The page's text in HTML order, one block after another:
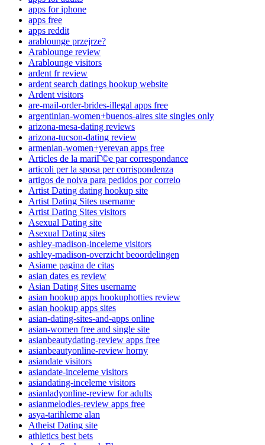
apps for iphone
apps free
apps reddit
arablounge przejrze?
Arablounge review
Arablounge visitors
ardent fr review
ardent search datings hookup website
Ardent visitors
are-mail-order-brides-illegal apps free
argentinian-women+buenos-aires site singles only
arizona-mesa-dating reviews
arizona-tucson-dating review
armenian-women+yerevan apps free
Articles de la mariГ©e par correspondance
articoli per la sposa per corrispondenza
artigos de noiva para pedidos por correio
Artist Dating dating hookup site
Artist Dating Sites username
Artist Dating Sites visitors
Asexual Dating site
Asexual Dating sites
ashley-madison-inceleme visitors
ashley-madison-overzicht beoordelingen
Asiame pagina de citas
asian dates es review
Asian Dating Sites username
asian hookup apps hookuphotties review
asian hookup apps sites
asian-dating-sites-and-apps online
asian-women free and single site
asianbeautydating-review apps free
asianbeautyonline-review horny
asiandate visitors
asiandate-inceleme visitors
asiandating-inceleme visitors
asianladyonline-review for adults
asianmelodies-review apps free
asya-tarihleme alan
Atheist Dating site
athletics best bets